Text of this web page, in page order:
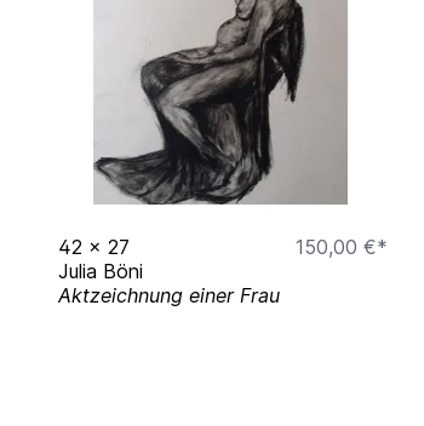
42 x 27
150,00 €*
Julia Böni
Aktzeichnung einer Frau